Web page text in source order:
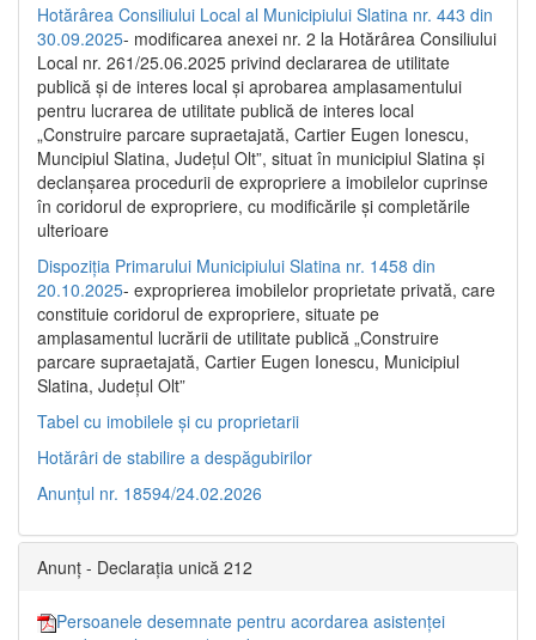
Hotărârea Consiliului Local al Municipiului Slatina nr. 443 din
30.09.2025- modificarea anexei nr. 2 la Hotărârea Consiliului
Local nr. 261/25.06.2025 privind declararea de utilitate
publică şi de interes local şi aprobarea amplasamentului
pentru lucrarea de utilitate publică de interes local
„Construire parcare supraetajată, Cartier Eugen Ionescu,
Muncipiul Slatina, Judeţul Olt”, situat în municipiul Slatina şi
declanşarea procedurii de expropriere a imobilelor cuprinse
în coridorul de expropriere, cu modificările şi completările
ulterioare
Dispoziția Primarului Municipiului Slatina nr. 1458 din
20.10.2025- exproprierea imobilelor proprietate privată, care
constituie coridorul de expropriere, situate pe
amplasamentul lucrării de utilitate publică „Construire
parcare supraetajată, Cartier Eugen Ionescu, Municipiul
Slatina, Județul Olt”
Tabel cu imobilele și cu proprietarii
Hotărâri de stabilire a despăgubirilor
Anunțul nr. 18594/24.02.2026
Anunț - Declarația unică 212
Persoanele desemnate pentru acordarea asistenței